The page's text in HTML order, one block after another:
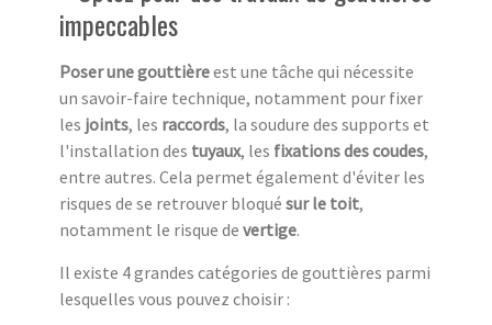
impeccables
Poser une gouttièreest une tâche qui nécessite
un savoir-faire technique, notamment pour fixer
les joints, les raccords, la soudure des supports et
l'installation des tuyaux, les fixations des coudes,
entre autres. Cela permet également d'éviter les
risques de se retrouver bloqué sur le toit,
notamment le risque de vertige.
Il existe 4 grandes catégories de gouttières parmi
lesquelles vous pouvez choisir :